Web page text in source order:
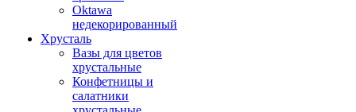
Oktawa
недекорированный
Хрусталь
Вазы для цветов
хрустальные
Конфетницы и
салатники